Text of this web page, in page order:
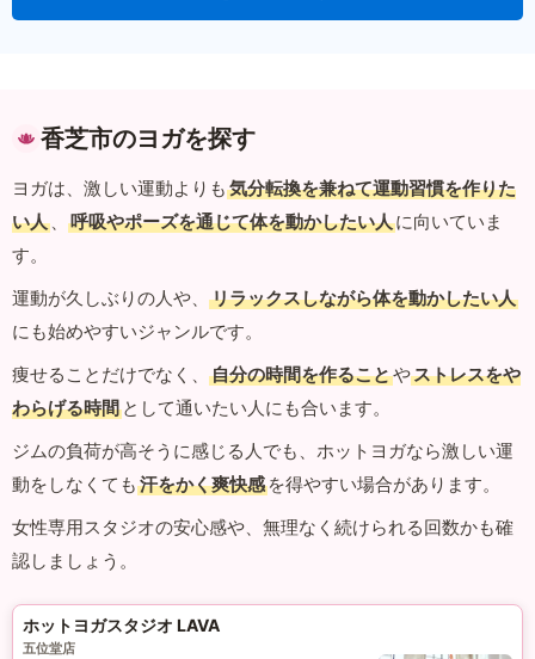
香芝市のヨガを探す
ヨガは、激しい運動よりも 気分転換を兼ねて運動習慣を作りた
い人 、 呼吸やポーズを通じて体を動かしたい人に向いていま
す。
運動が久しぶりの人や、
リラックスしながら体を動かしたい人
にも始めやすいジャンルです。
痩せることだけでなく、
自分の時間を作ることやストレスをや
わらげる時間 として通いたい人にも合います。
ジムの負荷が高そうに感じる人でも、ホットヨガなら激しい運
動をしなくても 汗をかく爽快感 を得やすい場合があります。
女性専用スタジオの安心感や、無理なく続けられる回数かも確
認しましょう。
ホットヨガスタジオ LAVA
五位堂店